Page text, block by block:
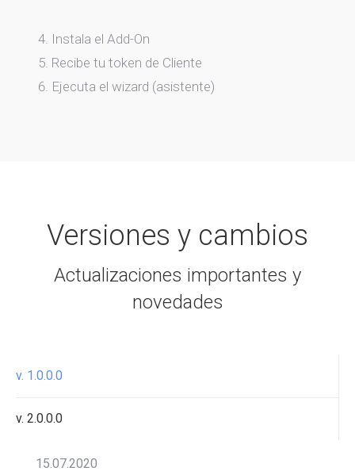
Instala el Add-On
Recibe tu token de Cliente
Ejecuta el wizard (asistente)
Versiones y cambios
Actualizaciones importantes y
novedades
v. 1.0.0.0
v. 2.0.0.0
15.07.2020